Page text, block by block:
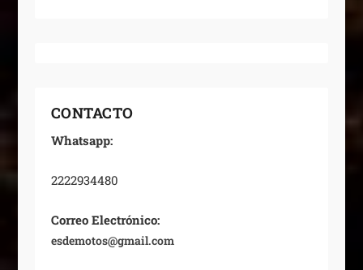
CONTACTO
Whatsapp:
2222934480
Correo Electrónico:
esdemotos@gmail.com